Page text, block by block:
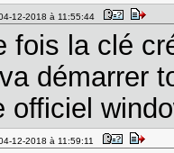
12-2018 à 11:55:44
fois la clé
démarrer
officiel
12-2018 à 11:59:11